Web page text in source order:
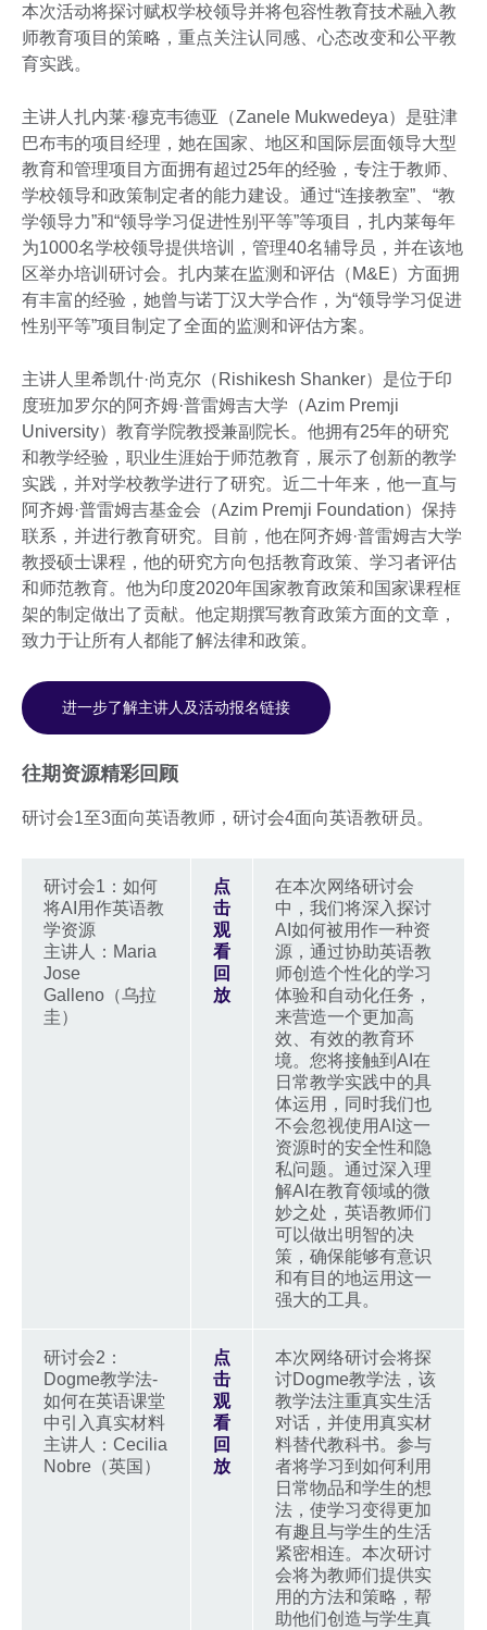
本次活动将探讨赋权学校领导并将包容性教育技术融入教
师教育项目的策略，重点关注认同感、心态改变和公平教
育实践。
主讲人扎内莱·穆克韦德亚（Zanele Mukwedeya）是驻津
巴布韦的项目经理，她在国家、地区和国际层面领导大型
教育和管理项目方面拥有超过25年的经验，专注于教师、
学校领导和政策制定者的能力建设。通过“连接教室”、“教
学领导力”和“领导学习促进性别平等”等项目，扎内莱每年
为1000名学校领导提供培训，管理40名辅导员，并在该地
区举办培训研讨会。扎内莱在监测和评估（M&E）方面拥
有丰富的经验，她曾与诺丁汉大学合作，为“领导学习促进
性别平等”项目制定了全面的监测和评估方案。
主讲人里希凯什·尚克尔（Rishikesh Shanker）是位于印
度班加罗尔的阿齐姆·普雷姆吉大学（Azim Premji
University）教育学院教授兼副院长。他拥有25年的研究
和教学经验，职业生涯始于师范教育，展示了创新的教学
实践，并对学校教学进行了研究。近二十年来，他一直与
阿齐姆·普雷姆吉基金会（Azim Premji Foundation）保持
联系，并进行教育研究。目前，他在阿齐姆·普雷姆吉大学
教授硕士课程，他的研究方向包括教育政策、学习者评估
和师范教育。他为印度2020年国家教育政策和国家课程框
架的制定做出了贡献。他定期撰写教育政策方面的文章，
致力于让所有人都能了解法律和政策。
进一步了解主讲人及活动报名链接
往期资源精彩回顾
研讨会1至3面向英语教师，研讨会4面向英语教研员。
研讨会1：如何
将AI用作英语教
学资源
主讲人：Maria
Jose
Galleno（乌拉
圭）
点
击
观
看
回
放
在本次网络研讨会
中，我们将深入探讨
AI如何被用作一种资
源，通过协助英语教
师创造个性化的学习
体验和自动化任务，
来营造一个更加高
效、有效的教育环
境。您将接触到AI在
日常教学实践中的具
体运用，同时我们也
不会忽视使用AI这一
资源时的安全性和隐
私问题。通过深入理
解AI在教育领域的微
妙之处，英语教师们
可以做出明智的决
策，确保能够有意识
和有目的地运用这一
强大的工具。
研讨会2：
Dogme教学法-
如何在英语课堂
中引入真实材料
主讲人：Cecilia
Nobre（英国）
点
击
观
看
回
放
本次网络研讨会将探
讨Dogme教学法，该
教学法注重真实生活
对话，并使用真实材
料替代教科书。参与
者将学习到如何利用
日常物品和学生的想
法，使学习变得更加
有趣且与学生的生活
紧密相连。本次研讨
会将为教师们提供实
用的方法和策略，帮
助他们创造与学生真